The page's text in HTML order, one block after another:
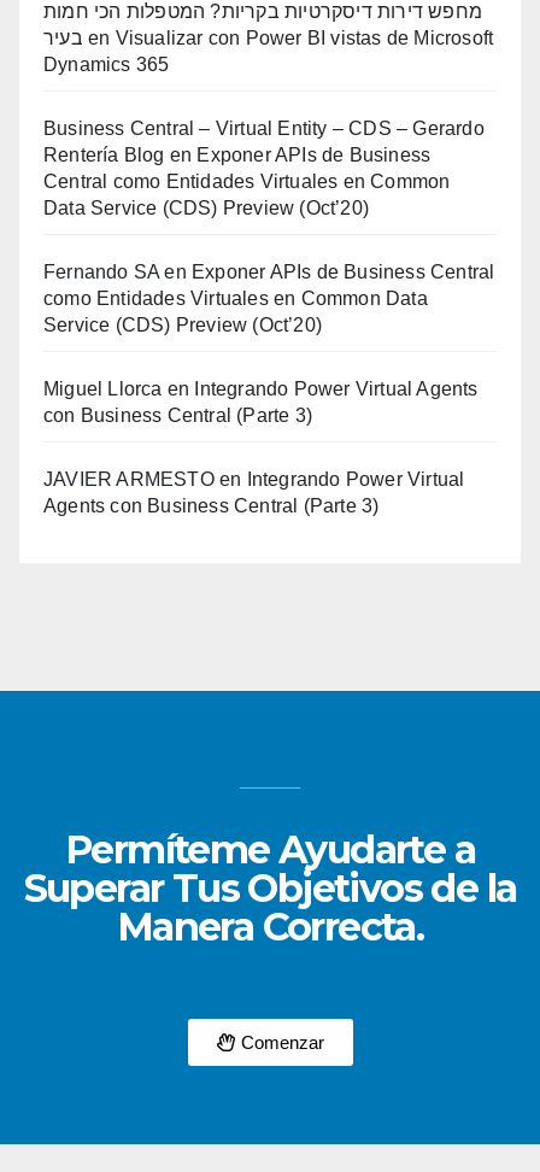
מחפש דירות דיסקרטיות בקריות? המטפלות הכי חמות
בעיר en Visualizar con Power BI vistas de Microsoft
Dynamics 365
Business Central – Virtual Entity – CDS – Gerardo
Rentería Blog en Exponer APIs de Business
Central como Entidades Virtuales en Common
Data Service (CDS) Preview (Oct’20)
Fernando SA en Exponer APIs de Business Central
como Entidades Virtuales en Common Data
Service (CDS) Preview (Oct’20)
Miguel Llorca en
Integrando Power Virtual Agents
con Business Central (Parte 3)
JAVIER ARMESTOen
Integrando Power Virtual
Agents con Business Central (Parte 3)
Permíteme Ayudarte a
Superar Tus Objetivos de la
Manera Correcta.
Comenzar